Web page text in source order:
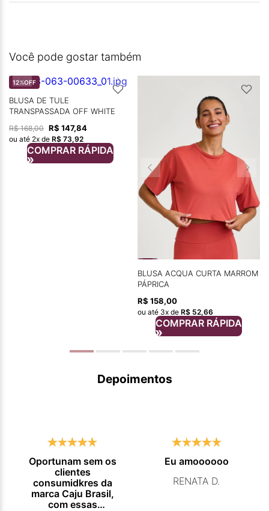
Você pode gostar também
12%OFF
BLUSA DE TULE
TRANSPASSADA OFF WHITE
R$ 168,00 R$ 147,84
ou até 2x de R$ 73,92
COMPRAR RÁPIDA
BLUSA ACQUA CURTA MARROM
PÁPRICA
R$ 158,00
ou até 3x de R$ 52,66
COMPRAR RÁPIDA
Depoimentos
Oportunam sem os
clientes
consumidkres da
marca Caju Brasil,
com essas
Eu amoooooo
RENATA D.